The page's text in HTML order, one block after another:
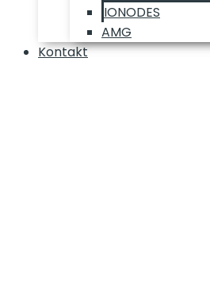
IONODES
AMG
Kontakt